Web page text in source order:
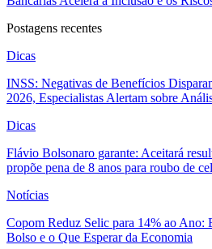
Postagens recentes
Dicas
INSS: Negativas de Benefícios
2026, Especialistas Alertam sobre
Dicas
Flávio Bolsonaro garante: Aceitará
propõe pena de 8 anos para roubo de
Notícias
Copom Reduz Selic para 14% ao Ano:
Bolso e o Que Esperar da Economia